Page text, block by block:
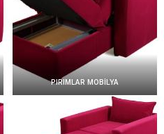
PIRIMLAR MOBİLYA